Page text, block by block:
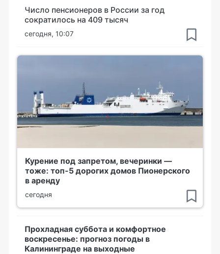
Число пенсионеров в России за год
сократилось на 409 тысяч
сегодня, 10:07
Курение под запретом, вечеринки —
тоже: топ-5 дорогих домов Пионерского
в аренду
сегодня
Прохладная суббота и комфортное
воскресенье: прогноз погоды в
Калининграде на выходные